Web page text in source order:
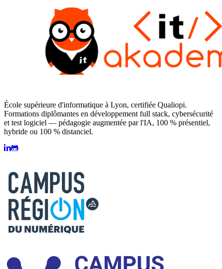
École supérieure d'informatique à Lyon, certifiée Qualiopi.
Formations diplômantes en développement full stack, cybersécurité
et test logiciel — pédagogie augmentée par l'IA, 100 % présentiel,
hybride ou 100 % distanciel.